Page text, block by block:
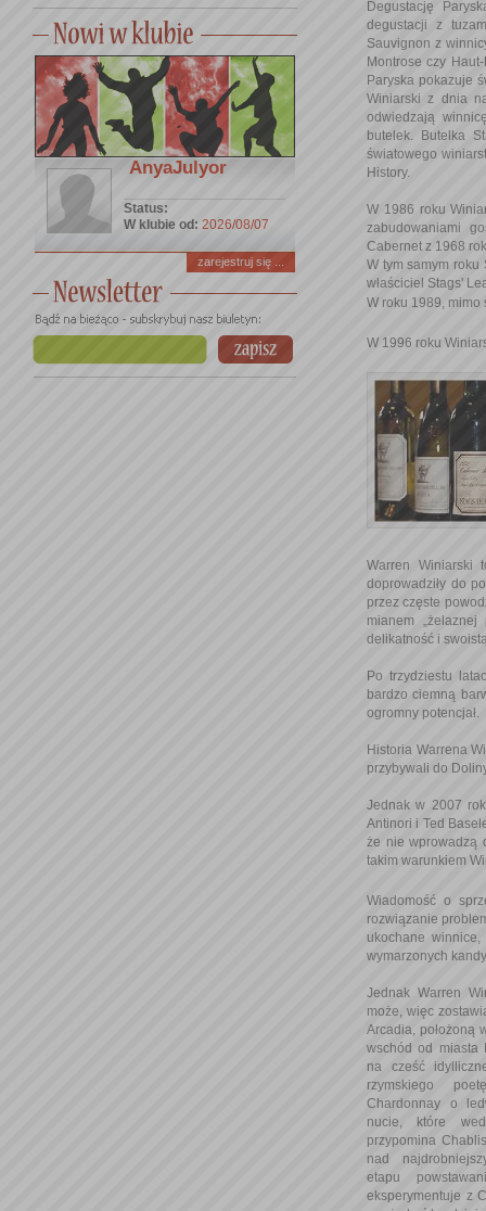
AnyaJulyor
Status:
W klubie od: 2026/08/07
zarejestruj się ...
Degustację
degustacji z
Sauvignon z
Montrose czy
Paryska pokazuje
Winiarski z dnia
odwiedzają
butelek. Butelka
światowego
History.
W 1986 roku
zabudowaniami
Cabernet z 1968
W tym samym
właściciel Stags'
W roku 1989,
W 1996 roku
Warren Winiarski
doprowadziły do
przez częste
mianem
delikatność i
Po trzydziestu
bardzo ciemną
ogromny potencjał.
Historia Warrena
przybywali do
Jednak w 2007
Antinori i Ted
że nie wprowadzą
takim warunkiem
Wiadomość o
rozwiązanie
ukochane
wymarzonych
Jednak Warren
może, więc
Arcadia, położoną
wschód od miasta
na cześć
rzymskiego
Chardonnay o
nucie, które
przypomina
nad
etapu
eksperymentuje z